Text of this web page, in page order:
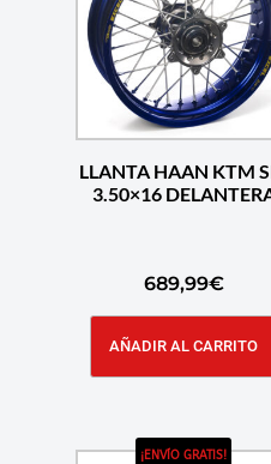
LLANTA HAAN KTM
3.50×16
689,99€
AÑADIR AL CARRITO
¡ENVÍO GRATIS!